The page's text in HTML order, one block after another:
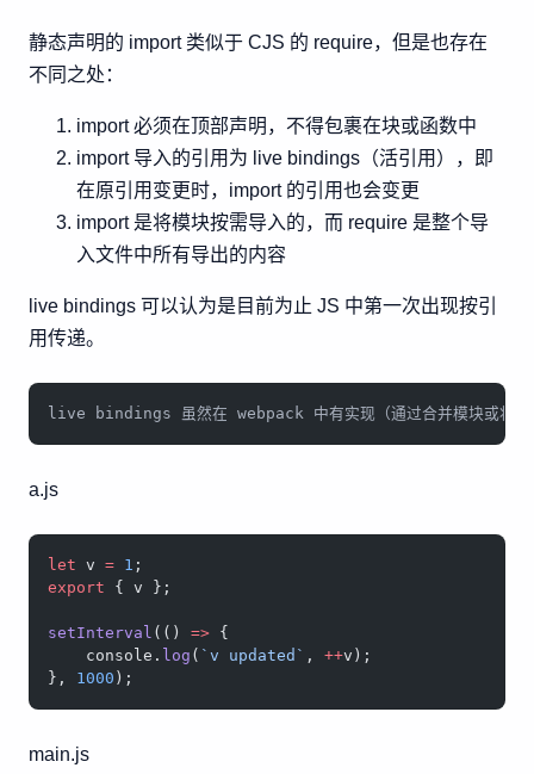
静态声明的 import 类似于 CJS 的 require，但是也存在
不同之处：
import 必须在顶部声明，不得包裹在块或函数中
import 导入的引用为 live bindings（活引用），即
在原引用变更时，import 的引用也会变更
import 是将模块按需导入的，而 require 是整个导
入文件中所有导出的内容
live bindings 可以认为是目前为止 JS 中第一次出现按引
用传递。
live bindings 虽然在 webpack 中有实现（通过合并模块或将引
a.js
let v = 1 ;
export { v };
setInterval (() => {
    console.
log ( `v updated` , ++v);
}, 1000 );
main.js